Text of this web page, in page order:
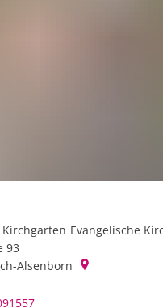
Evangelische
93
Alsenborn